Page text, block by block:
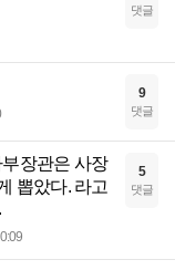
댓글
9
댓글
장관은 사장
뽑았다. 라고
5
댓글